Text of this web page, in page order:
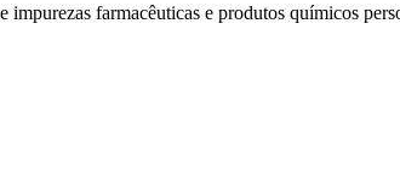
farmacêuticas e produtos químicos